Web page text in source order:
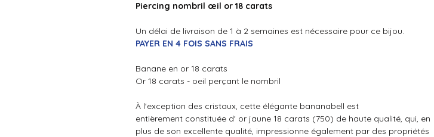
Piercing nombril œil or 18 carats
Un délai de livraison de 1 à 2 semaines est nécessaire pour ce bijou.
PAYER EN 4 FOIS SANS FRAIS
Banane en or 18 carats
Or 18 carats - oeil perçant le nombril
À l'exception des cristaux, cette élégante bananabell est
entièrement constituée d' or jaune 18 carats (750) de haute qualité, qui, en
plus de son excellente qualité, impressionne également par des propriétés